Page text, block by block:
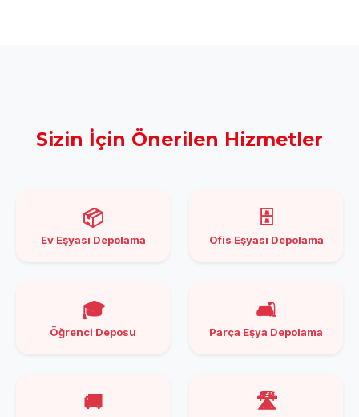
Sizin İçin Önerilen Hizmetler
📦
Ev Eşyası Depolama
🗄️
Ofis Eşyası Depolama
🎓
Öğrenci Deposu
🛋️
Parça Eşya Depolama
🚚 🛣️